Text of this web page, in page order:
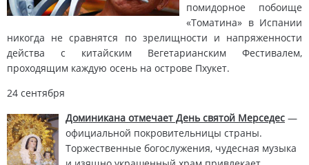
помидорное побоище
«Томатина» в Испании
никогда не сравнятся по зрелищности и напряженности
действа с китайским Вегетарианским Фестивалем,
проходящим каждую осень на острове Пхукет.
24 сентября
Доминикана отмечает День святой Мерседес —
официальной покровительницы страны.
Торжественные богослужения, чудесная музыка